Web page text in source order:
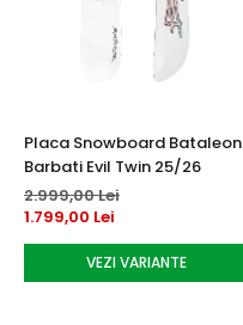
Accesorii tenis
Gripuri & overgripuri
Testeaza rachete
Placa Snowboard Bataleon
Barbati Evil Twin 25/26
2.999,00 Lei
1.799,00 Lei
VEZI VARIANTE